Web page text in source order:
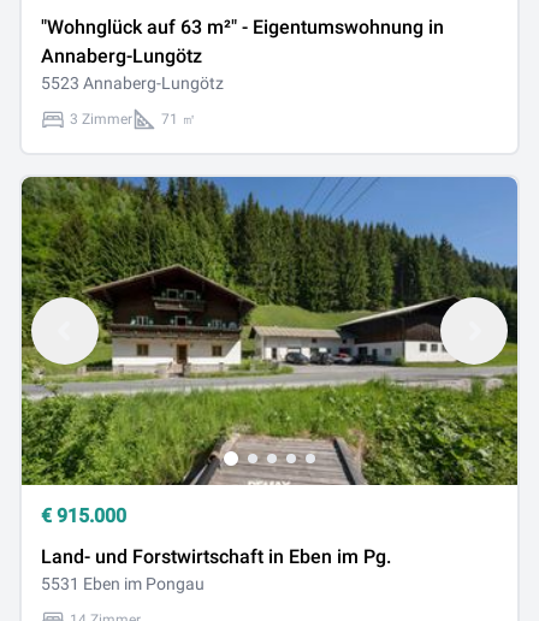
"Wohnglück auf 63 m²" - Eigentumswohnung in
Annaberg-Lungötz
5523 Annaberg-Lungötz
3 Zimmer 71 ㎡
€ 915.000
Land- und Forstwirtschaft in Eben im Pg.
5531 Eben im Pongau